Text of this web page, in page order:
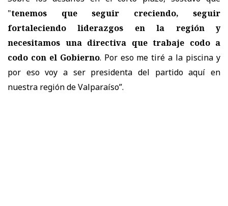
"tenemos que seguir creciendo, seguir
fortaleciendo liderazgos en la región y
necesitamos una directiva que trabaje codo a
codo con el Gobierno. Por eso me tiré a la piscina y
por eso voy a ser presidenta del partido aquí en
nuestra región de Valparaíso”.